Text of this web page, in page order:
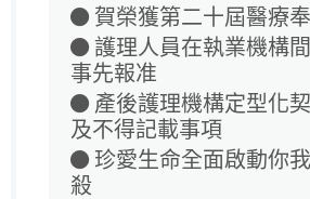
賀榮獲第二十屆醫療
護理人員在執業機構
事先報准
產後護理機構定型化
及不得記載事項
珍愛生命全面啟動你
殺